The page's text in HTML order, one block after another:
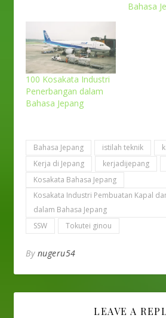
Bahasa
100 Kosakata Industri
Penerbangan dalam
Bahasa Jepang
Bahasa Jepang istilah teknik
Kerja di Jepang
kerjadijepang
Kosakata Bahasa Jepang
Kosakata Industri Pembuatan Kapal
dalam Bahasa Jepang
SSW
Tokutei ginou
By nugeru54
LEAVE A